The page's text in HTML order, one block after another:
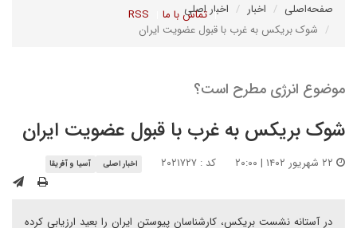
تماس با ما RSS صفحه‌اصلی اخبار
اخبار اصلی
شوک بریکس به غرب با قبول عضویت ایران
موضوع انرژی مطرح است؟
شوک بریکس به غرب با قبول عضویت ایران
کد : ۲۰۲۱۷۲۷ اخبار اصلی آسیا و آفریقا
در آستانه نشست بریکس، کارشناسان پیوستن ایران را بعید ارزیابی کرده